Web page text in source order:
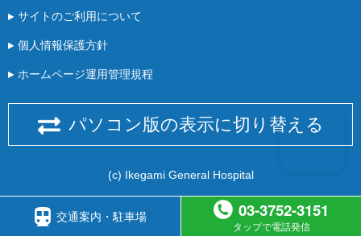
サイトのご利用について
個人情報保護方針
ホームページ運用管理規程
パソコン版の表示に切り替える
(c) Ikegami General Hospital
交通案内・駐車場 03-3752-3151
タップで電話発信